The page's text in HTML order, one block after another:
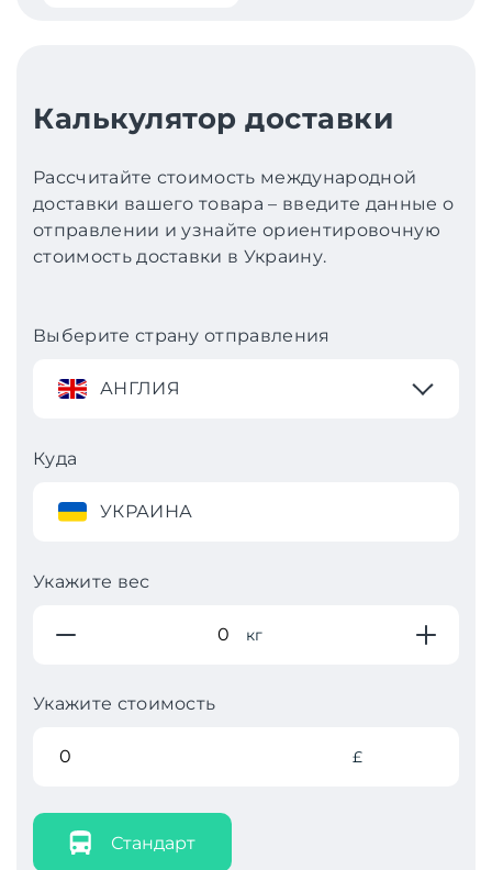
Калькулятор доставки
Рассчитайте стоимость международной
доставки вашего товара – введите данные о
отправлении и узнайте ориентировочную
стоимость доставки в Украину.
Выберите страну отправления
АНГЛИЯ
Куда
УКРАИНА
Укажите вес
кг
Укажите стоимость
£
Стандарт